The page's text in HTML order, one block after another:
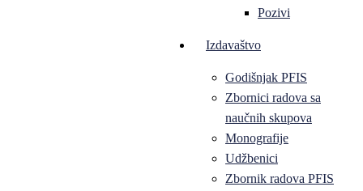
Pozivi
Izdavaštvo
Godišnjak PFIS
Zbornici radova sa
naučnih skupova
Monografije
Udžbenici
Zbornik radova PFIS